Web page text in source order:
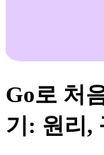
Go로 처
기: 원리,